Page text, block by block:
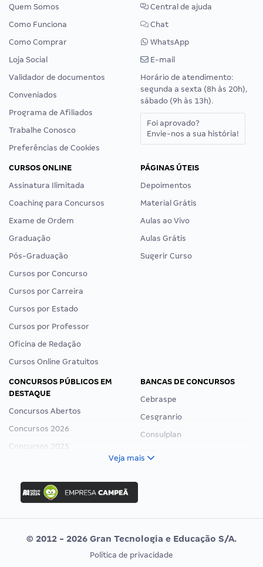
Quem Somos
Como Funciona
Como Comprar
Loja Social
Validador de documentos
Conveniados
Programa de Afiliados
Trabalhe Conosco
Preferências de Cookies
Central de ajuda
Chat
WhatsApp
E-mail
Horário de atendimento:
segunda a sexta (8h às 20h),
sábado (9h às 13h).
Foi aprovado?
Envie-nos a sua história!
CURSOS ONLINE
Assinatura Ilimitada
Coaching para Concursos
Exame de Ordem
Graduação
Pós-Graduação
Cursos por Concurso
Cursos por Carreira
Cursos por Estado
Cursos por Professor
Oficina de Redação
Cursos Online Gratuitos
PÁGINAS ÚTEIS
Depoimentos
Material Grátis
Aulas ao Vivo
Aulas Grátis
Sugerir Curso
CONCURSOS PÚBLICOS EM
DESTAQUE
Concursos Abertos
Concursos 2026
Concursos 2025
Concurso Ibama
Concurso MPU
Editais publicados
BANCAS DE CONCURSOS
Cebraspe
Cesgranrio
Consulplan
Vunesp
CONCURSOS POR PROFISSÃO EXAME DE ORDEM
Veja mais
© 2012 - 2026 Gran Tecnologia e Educação S/A.
Política de privacidade